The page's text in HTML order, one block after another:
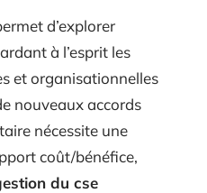
d’explorer
à l’esprit les
et organisationnelles
nouveaux accords
nécessite une
coût/bénéfice,
du cse